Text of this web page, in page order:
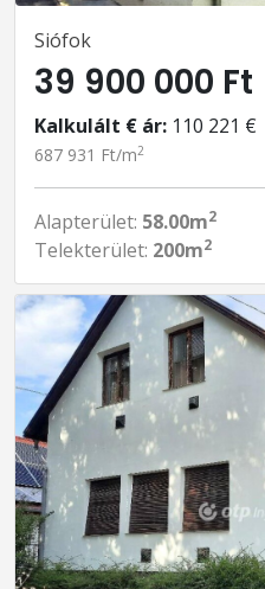
Siófok
39 900 000 Ft
Kalkulált € ár: 110 221 €
687 931 Ft/m2
Alapterület: 58.00m2
Telekterület: 200m2